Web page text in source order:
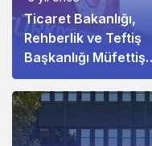
Ticaret Bakanlığı,
Rehberlik ve Teftiş
Başkanlığı Müfettiş
Yardımcısı Alımı!